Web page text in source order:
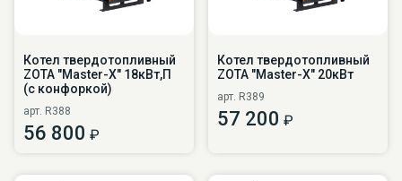
Котел твердотопливный
ZOTA "Master-X" 18кВт,П
(с конфоркой)
арт. R388
56 800 ₽
Котел твердотопливный
ZOTA "Master-X" 20кВт
арт. R389
57 200 ₽